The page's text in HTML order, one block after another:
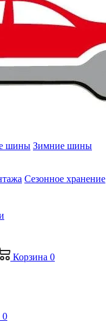
шины Зимние шины
Сезонное хранение
Корзина 0
0